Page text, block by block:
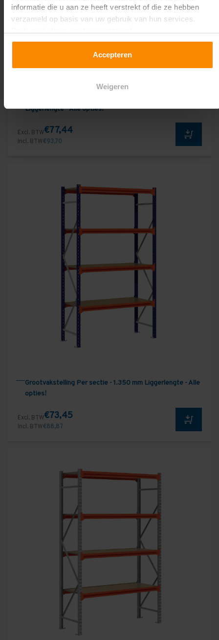
informatie die u aan ze heeft verstrekt of die ze hebben
verzameld op basis van uw gebruik van hun services.
Accepteren
Weigeren
Liggerlengte - Alle opties!
Excl. BTW€77,44
Incl. BTW€93,70
Grootvakstelling Per sectie - 1.350 mm Liggerlengte - Alle
opties!
Excl. BTW€73,45
Incl. BTW€88,87